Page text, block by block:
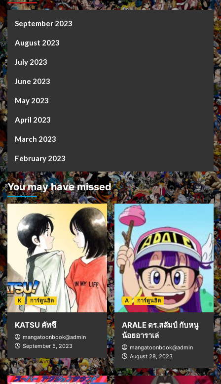
September 2023
August 2023
July 2023
June 2023
May 2023
April 2023
March 2023
February 2023
You may have missed
K การ์ตูนฮิต
KATSU คัทซึ
mangatoonbook@admin
September 5, 2023
A การ์ตูนฮิต
ARALE ดร.สลัมป์ กับหนู
น้อยอาราเล่
mangatoonbook@admin
August 28, 2023